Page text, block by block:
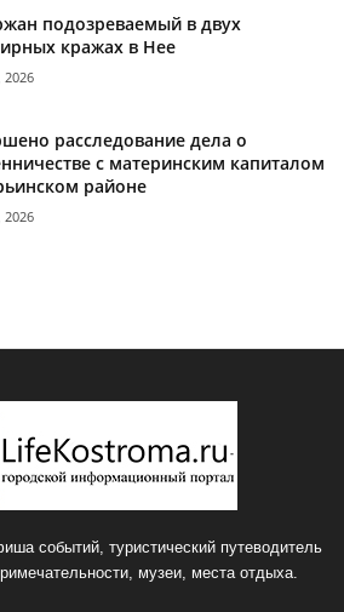
подозреваемый в двух
кражах в Нее
расследование дела о
с материнским капиталом
районе
событий, туристический путеводитель
музеи, места отдыха.